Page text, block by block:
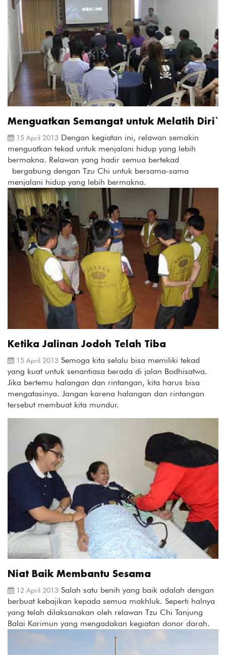
Menguatkan Semangat untuk Melatih Diri`
15 April 2013 Dengan kegiatan ini, relawan semakin
menguatkan tekad untuk menjalani hidup yang lebih
bermakna. Relawan yang hadir semua bertekad
bergabung dengan Tzu Chi untuk bersama-sama
menjalani hidup yang lebih bermakna.
Ketika Jalinan Jodoh Telah Tiba
15 April 2013 Semoga kita selalu bisa memiliki tekad
yang kuat untuk senantiasa berada di jalan Bodhisatwa.
Jika bertemu halangan dan rintangan, kita harus bisa
mengatasinya. Jangan karena halangan dan rintangan
tersebut membuat kita mundur.
Niat Baik Membantu Sesama
12 April 2013 Salah satu benih yang baik adalah dengan
berbuat kebajikan kepada semua makhluk. Seperti halnya
yang telah dilaksanakan oleh relawan Tzu Chi Tanjung
Balai Karimun yang mengadakan kegiatan donor darah.